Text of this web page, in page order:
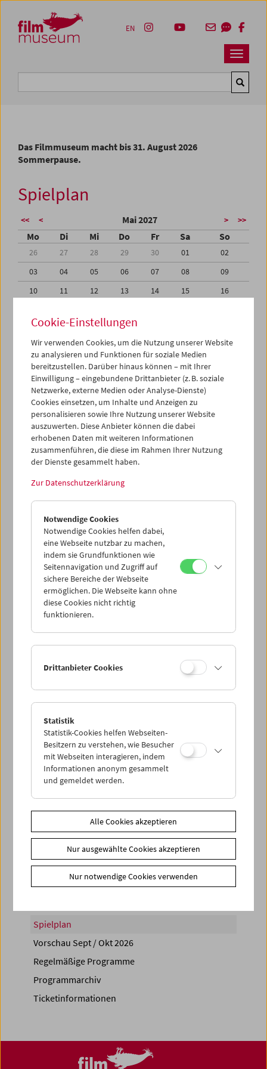
Zum Inhalt
Zum Hauptmenü
Zur Servicenavigation
Zum Suche
Navbar
EN
Das Filmmuseum macht bis 31. August 2026
Sommerpause.
Spielplan
<< < Mai 2027 > >>
Mo Di Mi Do Fr Sa So
26 27 28 29 30 01
02
03
04 05 06 07 08
09
10
11 12 13 14 15
16
24
25 26 27
31
01 02 03 04 05 06
iCalender
Programmheft-PDF
English language or subtitles
< Vorherige Woche
Mo 24.5.
Di 25.5.
Mi 26.5.
Do 27.5.
So 30.5.
PROGRAMM ÜBERBLICK
Spielplan
Vorschau Sept / Okt 2026
Regelmäßige Programme
Programmarchiv
Ticketinformationen
Cookie-Einstellungen
Wir verwenden Cookies, um die Nutzung unserer Website
zu analysieren und Funktionen für soziale Medien
bereitzustellen. Darüber hinaus können – mit Ihrer
Einwilligung – eingebundene Drittanbieter (z. B. soziale
Netzwerke, externe Medien oder Analyse-Dienste)
Cookies einsetzen, um Inhalte und Anzeigen zu
personalisieren sowie Ihre Nutzung unserer Website
auszuwerten. Diese Anbieter können die dabei
erhobenen Daten mit weiteren Informationen
zusammenführen, die diese im Rahmen Ihrer Nutzung
der Dienste gesammelt haben.
Zur Datenschutzerklärung
Notwendige Cookies
Notwendige Cookies helfen dabei,
eine Webseite nutzbar zu machen,
indem sie Grundfunktionen wie
Seitennavigation und Zugriff auf
sichere Bereiche der Webseite
ermöglichen. Die Webseite kann ohne
diese Cookies nicht richtig
funktionieren.
Drittanbieter Cookies
Statistik
Statistik-Cookies helfen Webseiten-
Besitzern zu verstehen, wie Besucher
mit Webseiten interagieren, indem
Informationen anonym gesammelt
und gemeldet werden.
Alle Cookies akzeptieren
Nur ausgewählte Cookies akzeptieren
Nur notwendige Cookies verwenden